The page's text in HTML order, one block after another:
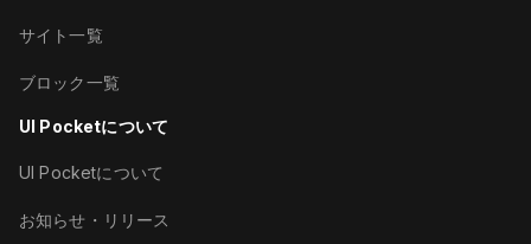
サイト一覧
ブロック一覧
UI Pocketについて
UI Pocketについて
お知らせ・リリース